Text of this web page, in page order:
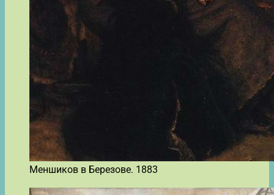
Меншиков в Березове. 1883